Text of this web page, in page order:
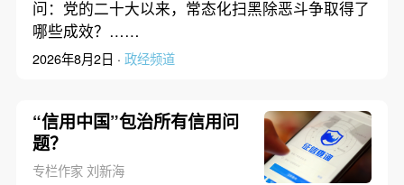
问：党的二十大以来，常态化扫黑除恶斗争取得了
哪些成效？……
2026年8月2日 · 政经频道
“信用中国”包治所有信用问
题？
专栏作家 刘新海